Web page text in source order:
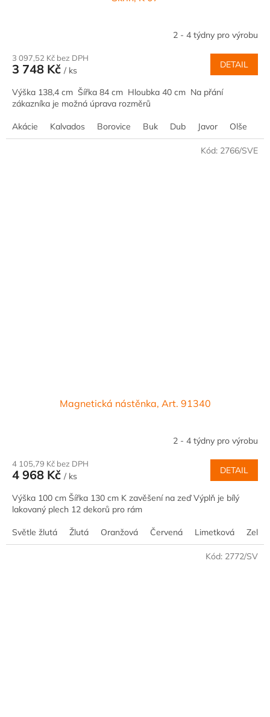
2 - 4 týdny pro výrobu
3 097,52 Kč bez DPH
3 748 Kč / ks
DETAIL
Výška 138,4 cm Šířka 84 cm Hloubka 40 cm Na přání
zákazníka je možná úprava rozměrů
Akácie Kalvados Borovice Buk Dub Javor Olše
Magnetická nástěnka, Art. 91340
2 - 4 týdny pro výrobu
4 105,79 Kč bez DPH
4 968 Kč / ks
DETAIL
Výška 100 cm Šířka 130 cm K zavěšení na zeď Výplň je bílý
lakovaný plech 12 dekorů pro rám
Světle žlutá Žlutá Oranžová Červená Limetková
Kód: 2766/SVE
Kód: 2772/SV